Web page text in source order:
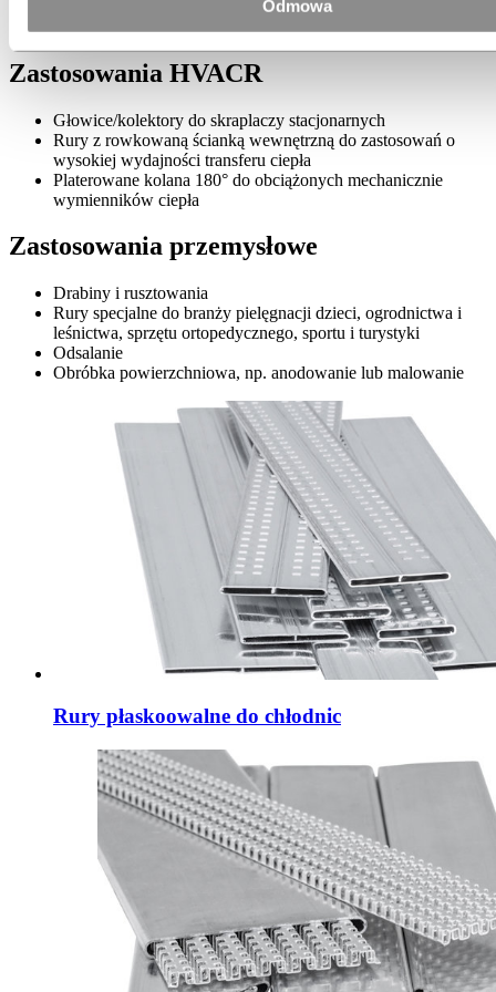
Odmowa
Głowice/kolektory do chłodnic akumulatora
Zastosowania HVACR
Głowice/kolektory do skraplaczy stacjonarnych
Rury z rowkowaną ścianką wewnętrzną do zastosowań o
wysokiej wydajności transferu ciepła
Platerowane kolana 180° do obciążonych mechanicznie
wymienników ciepła
Zastosowania przemysłowe
Drabiny i rusztowania
Rury specjalne do branży pielęgnacji dzieci, ogrodnictwa i
leśnictwa, sprzętu ortopedycznego, sportu i turystyki
Odsalanie
Obróbka powierzchniowa, np. anodowanie lub malowanie
Rury płaskoowalne do chłodnic